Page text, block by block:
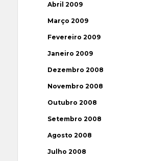
Abril 2009
Março 2009
Fevereiro 2009
Janeiro 2009
Dezembro 2008
Novembro 2008
Outubro 2008
Setembro 2008
Agosto 2008
Julho 2008